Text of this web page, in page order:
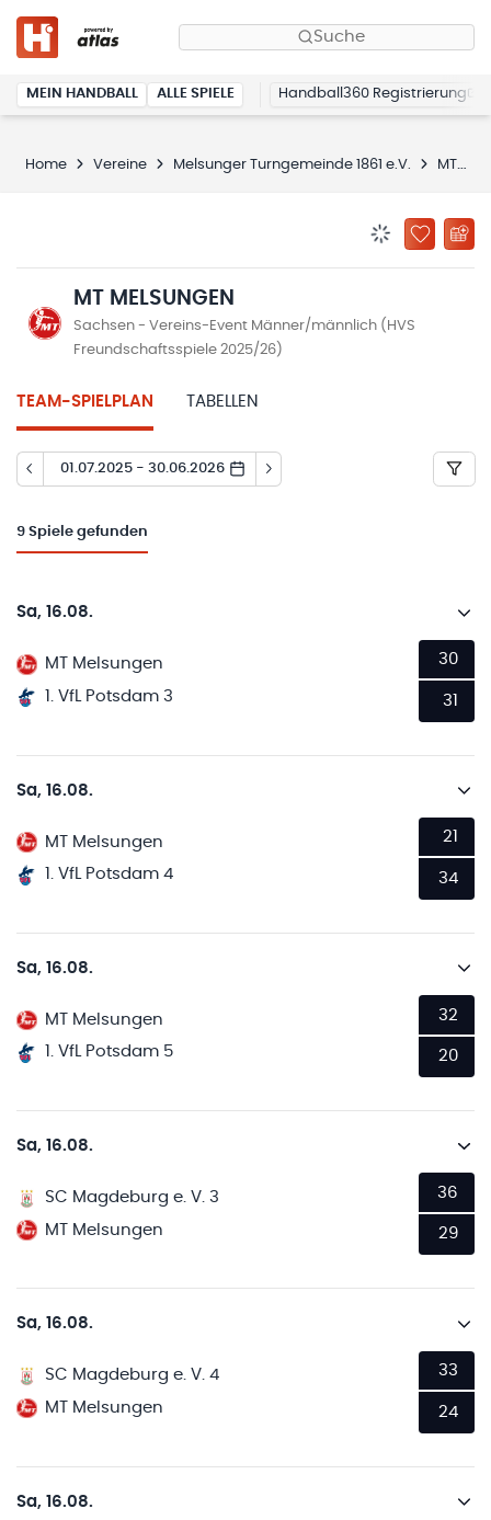
Suche
MEIN HANDBALL ALLE SPIELE Handball360 Registrierung
Home Vereine Melsunger Turngemeinde 1861 e.V. MT Melsungen
ZU
MT MELSUNGEN
Sachsen - Vereins-Event Männer/männlich (HVS
Freundschaftsspiele 2025/26)
TEAM-SPIELPLAN TABELLEN
01.07.2025 - 30.06.2026
9 Spiele gefunden
Sa, 16.08.
MT Melsungen
1. VfL Potsdam 3
30
31
Sa, 16.08.
MT Melsungen
1. VfL Potsdam 4
21
34
Sa, 16.08.
MT Melsungen
1. VfL Potsdam 5
32
20
Sa, 16.08.
SC Magdeburg e. V. 3
MT Melsungen
36
29
Sa, 16.08.
SC Magdeburg e. V. 4
MT Melsungen
33
24
Sa, 16.08.